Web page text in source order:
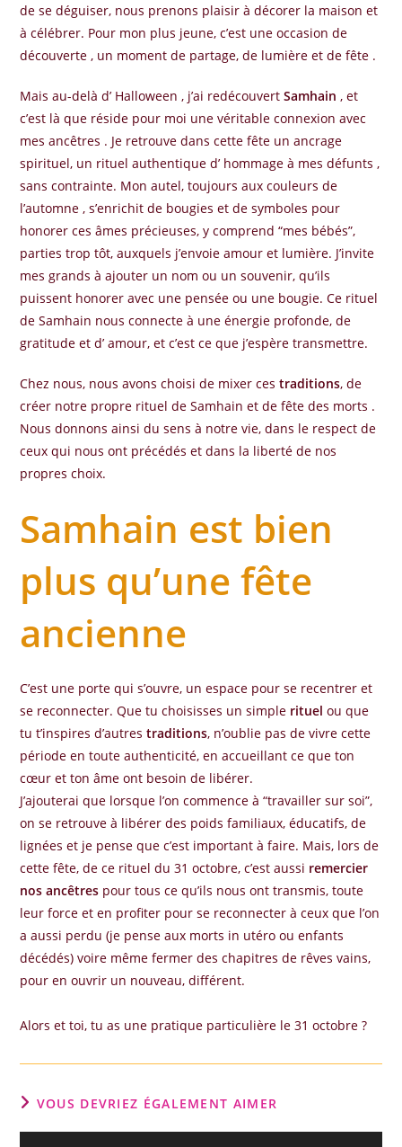
de se déguiser, nous prenons plaisir à décorer la maison et
à célébrer. Pour mon plus jeune, c’est une occasion de
découverte , un moment de partage, de lumière et de fête .
Mais au-delà d’ Halloween , j’ai redécouvertSamhain , et
c’est là que réside pour moi une véritable connexion avec
mes ancêtres . Je retrouve dans cette fête un ancrage
spirituel, un rituel authentique d’ hommage à mes défunts ,
sans contrainte. Mon autel, toujours aux couleurs de
l’automne , s’enrichit de bougies et de symboles pour
honorer ces âmes précieuses, y comprend “mes bébés”,
parties trop tôt, auxquels j’envoie amour et lumière. J’invite
mes grands à ajouter un nom ou un souvenir, qu’ils
puissent honorer avec une pensée ou une bougie. Ce rituel
de Samhain nous connecte à une énergie profonde, de
gratitude et d’ amour, et c’est ce que j’espère transmettre.
Chez nous, nous avons choisi de mixer cestraditions, de
créer notre propre rituel de Samhain et de fête des morts .
Nous donnons ainsi du sens à notre vie, dans le respect de
ceux qui nous ont précédés et dans la liberté de nos
propres choix.
Samhain est bien
plus qu’une fête
ancienne
C’est une porte qui s’ouvre, un espace pour se recentrer et
se reconnecter. Que tu choisisses un simple rituel ou que
tu t’inspires d’autrestraditions, n’oublie pas de vivre cette
période en toute authenticité, en accueillant ce que ton
cœur et ton âme ont besoin de libérer.
J’ajouterai que lorsque l’on commence à “travailler sur soi”,
on se retrouve à libérer des poids familiaux, éducatifs, de
lignées et je pense que c’est important à faire. Mais, lors de
cette fête, de ce rituel du 31 octobre, c’est aussi remercier
nos ancêtres pour tous ce qu’ils nous ont transmis, toute
leur force et en profiter pour se reconnecter à ceux que l’on
a aussi perdu (je pense aux morts in utéro ou enfants
décédés) voire même fermer des chapitres de rêves vains,
pour en ouvrir un nouveau, différent.
Alors et toi, tu as une pratique particulière le 31 octobre ?
VOUS DEVRIEZ ÉGALEMENT AIMER